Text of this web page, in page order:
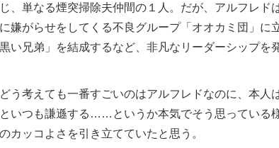
単なる煙突掃除夫仲間の１人。だが、アルフレド
嫌がらせをしてくる不良グループ「オオカミ団」に
い兄弟」を結成するなど、非凡なリーダーシップを
う考えても一番すごいのはアルフレドなのに、本人
いつも謙遜する……というか本気でそう思っている
カッコよさを引き立てていたと思う。